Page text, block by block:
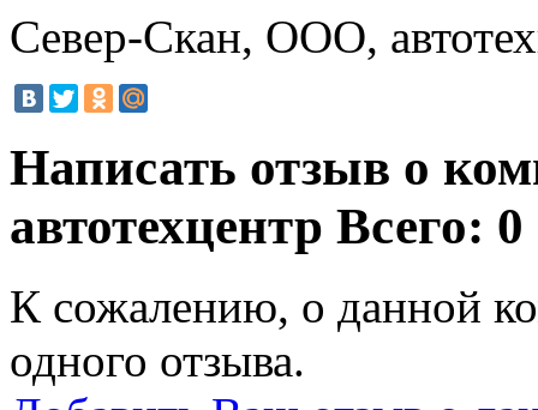
Север-Скан, ООО,
Написать отзыв о
автотехцентр Всего: 0
К сожалению, о данной
одного отзыва.